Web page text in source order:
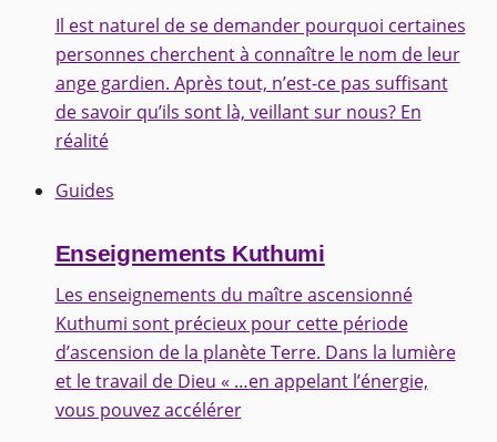
Il est naturel de se demander pourquoi certaines
personnes cherchent à connaître le nom de leur
ange gardien. Après tout, n’est-ce pas suffisant
de savoir qu’ils sont là, veillant sur nous? En
réalité
Guides
Enseignements Kuthumi
Les enseignements du maître ascensionné
Kuthumi sont précieux pour cette période
d’ascension de la planète Terre. Dans la lumière
et le travail de Dieu « …en appelant l’énergie,
vous pouvez accélérer